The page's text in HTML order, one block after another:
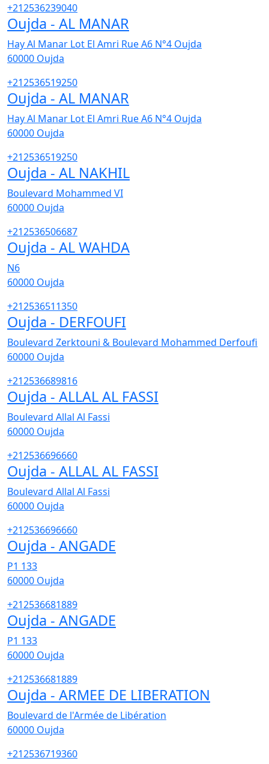
+212536239040
Oujda - AL MANAR
Hay Al Manar Lot El Amri Rue A6 N°4 Oujda
60000 Oujda
+212536519250
Oujda - AL MANAR
Hay Al Manar Lot El Amri Rue A6 N°4 Oujda
60000 Oujda
+212536519250
Oujda - AL NAKHIL
Boulevard Mohammed VI
60000 Oujda
+212536506687
Oujda - AL WAHDA
N6
60000 Oujda
+212536511350
Oujda - DERFOUFI
Boulevard Zerktouni & Boulevard Mohammed Derfoufi
60000 Oujda
+212536689816
Oujda - ALLAL AL FASSI
Boulevard Allal Al Fassi
60000 Oujda
+212536696660
Oujda - ALLAL AL FASSI
Boulevard Allal Al Fassi
60000 Oujda
+212536696660
Oujda - ANGADE
P1 133
60000 Oujda
+212536681889
Oujda - ANGADE
P1 133
60000 Oujda
+212536681889
Oujda - ARMEE DE LIBERATION
Boulevard de l'Armée de Libération
60000 Oujda
+212536719360